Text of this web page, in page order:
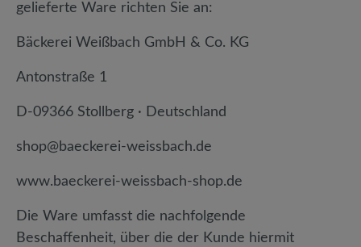
gelieferte Ware richten Sie an:
Bäckerei Weißbach GmbH & Co. KG
Antonstraße 1
D-09366 Stollberg · Deutschland
shop@baeckerei-weissbach.de
www.baeckerei-weissbach-shop.de
Die Ware umfasst die nachfolgende
Beschaffenheit, über die der Kunde hiermit